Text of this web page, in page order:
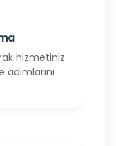
hizmetiniz